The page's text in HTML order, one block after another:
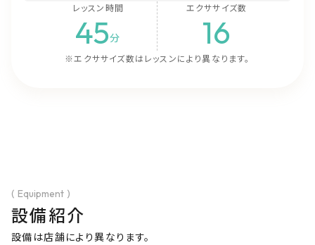
レッスン時間
45分
エクササイズ数
16
※エクササイズ数はレッスンにより異なります。
( Equipment )
設備紹介
設備は店舗により異なります。